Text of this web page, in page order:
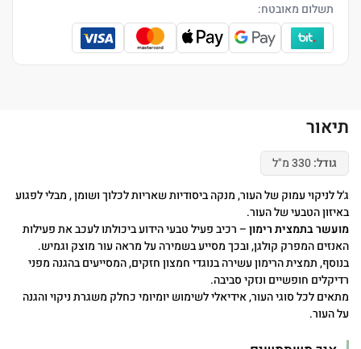
תשלום מאובטח:
תיאור
גודל:
ג'ל לניקוי עמוק של העור, מנקה ביסודיות שאריות לכלוך ושומן , מבלי לפגוע
באיזון הטבעי של העור.
מועשר בתמצית רימון– רכיב פעיל טבעי הידוע ביכולתו לעכב את פעילות
האנזים המפרק קולגן, ובכך מסייע בשמירה על מראה עור מוצק וגמיש.
בנוסף, תמצית הרימון עשירה בנוגדי חמצון חזקים, המסייעים בהגנה מפני
רדיקלים חופשיים ונזקי סביבה.
מתאים לכל סוגי העור, אידיאלי לשימוש יומיומי כחלק משגרת ניקוי והגנה
על העור.